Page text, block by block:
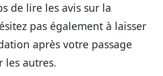
de lire les avis sur la
pas également à laisser
après votre passage
les autres.